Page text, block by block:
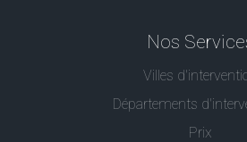
Nos
Villes
Départements
Prix